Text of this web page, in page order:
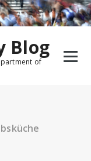
Blog
of